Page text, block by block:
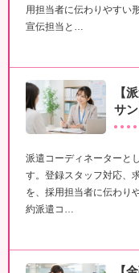
用担当者に伝わりやすい
宣伝担当と…
【
サ
派遣コーディネーターと
す。登録スタッフ対応、
を、採用担当者に伝わり
約派遣コ…